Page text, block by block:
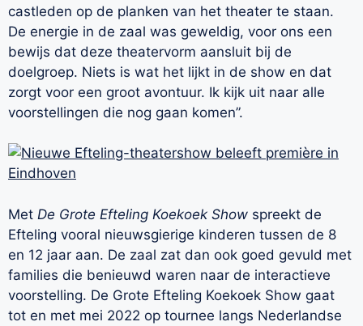
castleden op de planken van het theater te staan.
De energie in de zaal was geweldig, voor ons een
bewijs dat deze theatervorm aansluit bij de
doelgroep. Niets is wat het lijkt in de show en dat
zorgt voor een groot avontuur. Ik kijk uit naar alle
voorstellingen die nog gaan komen”.
Met De Grote Efteling Koekoek Show spreekt de
Efteling vooral nieuwsgierige kinderen tussen de 8
en 12 jaar aan. De zaal zat dan ook goed gevuld met
families die benieuwd waren naar de interactieve
voorstelling. De Grote Efteling Koekoek Show gaat
tot en met mei 2022 op tournee langs Nederlandse